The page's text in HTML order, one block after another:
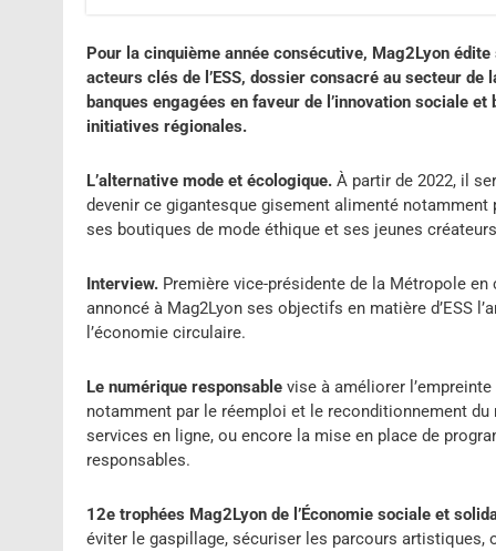
Pour la cinquième année consécutive, Mag2Lyon
acteurs clés de l’ESS, dossier consacré au secteur
banques engagées en faveur de l’innovation sociale
initiatives régionales.
L’alternative mode et écologique.À partir de 2022, il
devenir ce gigantesque gisement alimenté
ses boutiques de mode éthique et ses jeunes
Interview. Première vice-présidente de la Métropole en
annoncé à Mag2Lyon ses objectifs en matière d’ESS
l’économie circulaire.
Le numérique responsablevise à améliorer
notamment par le réemploi et le reconditionnement
services en ligne, ou encore la mise en place de
responsables.
12e trophées Mag2Lyon de l’Économie sociale et
éviter le gaspillage, sécuriser les parcours artistiques,